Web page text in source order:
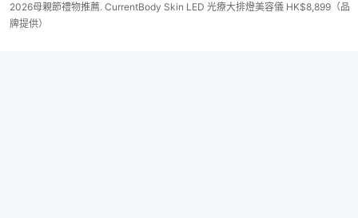
2026母親節禮物推薦. CurrentBody Skin LED 光療大排燈美容儀 HK$8,899（品
牌提供）